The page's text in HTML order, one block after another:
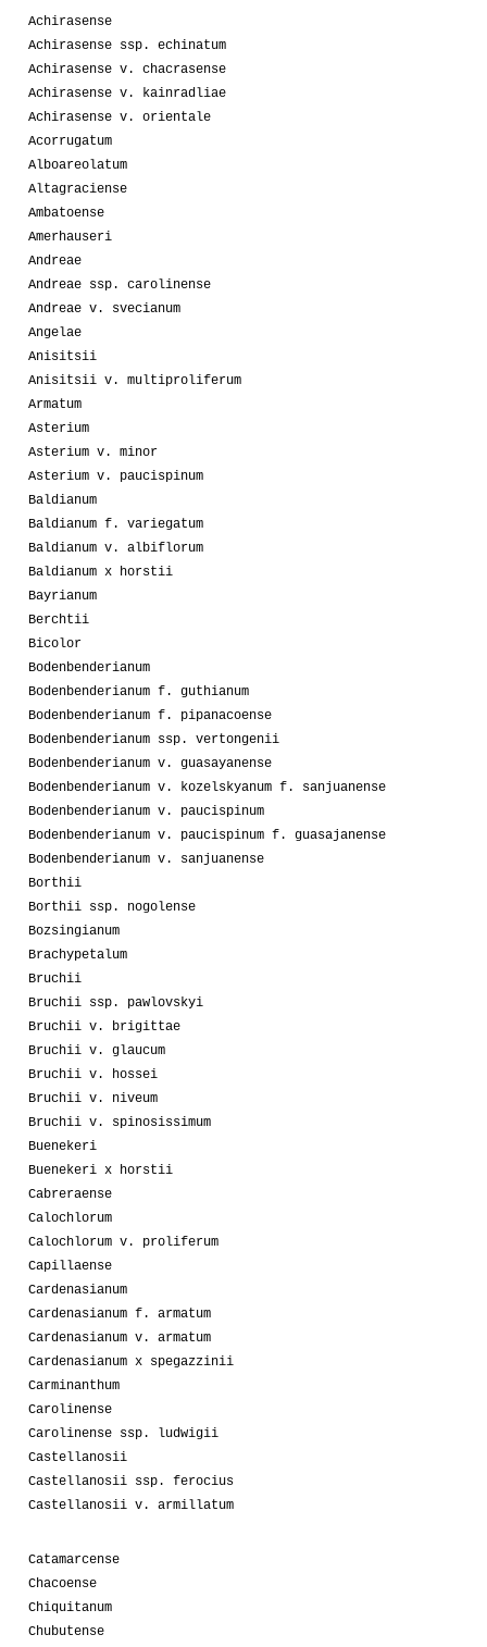
Achirasense
Achirasense ssp. echinatum
Achirasense v. chacrasense
Achirasense v. kainradliae
Achirasense v. orientale
Acorrugatum
Alboareolatum
Altagraciense
Ambatoense
Amerhauseri
Andreae
Andreae ssp. carolinense
Andreae v. svecianum
Angelae
Anisitsii
Anisitsii v. multiproliferum
Armatum
Asterium
Asterium v. minor
Asterium v. paucispinum
Baldianum
Baldianum f. variegatum
Baldianum v. albiflorum
Baldianum x horstii
Bayrianum
Berchtii
Bicolor
Bodenbenderianum
Bodenbenderianum f. guthianum
Bodenbenderianum f. pipanacoense
Bodenbenderianum ssp. vertongenii
Bodenbenderianum v. guasayanense
Bodenbenderianum v. kozelskyanum f. sanjuanense
Bodenbenderianum v. paucispinum
Bodenbenderianum v. paucispinum f. guasajanense
Bodenbenderianum v. sanjuanense
Borthii
Borthii ssp. nogolense
Bozsingianum
Brachypetalum
Bruchii
Bruchii ssp. pawlovskyi
Bruchii v. brigittae
Bruchii v. glaucum
Bruchii v. hossei
Bruchii v. niveum
Bruchii v. spinosissimum
Buenekeri
Buenekeri x horstii
Cabreraense
Calochlorum
Calochlorum v. proliferum
Capillaense
Cardenasianum
Cardenasianum f. armatum
Cardenasianum v. armatum
Cardenasianum x spegazzinii
Carminanthum
Carolinense
Carolinense ssp. ludwigii
Castellanosii
Castellanosii ssp. ferocius
Castellanosii v. armillatum
Catamarcense
Chacoense
Chiquitanum
Chubutense